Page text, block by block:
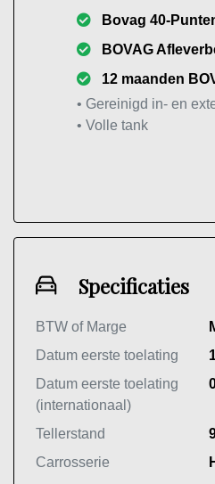
Bovag 40-
BOVAG
12 maanden
• Gereinigd in- en
• Volle tank
Specificaties
BTW of Marge
Datum eerste toelating
Datum eerste toelating
(internationaal)
Tellerstand
Carrosserie